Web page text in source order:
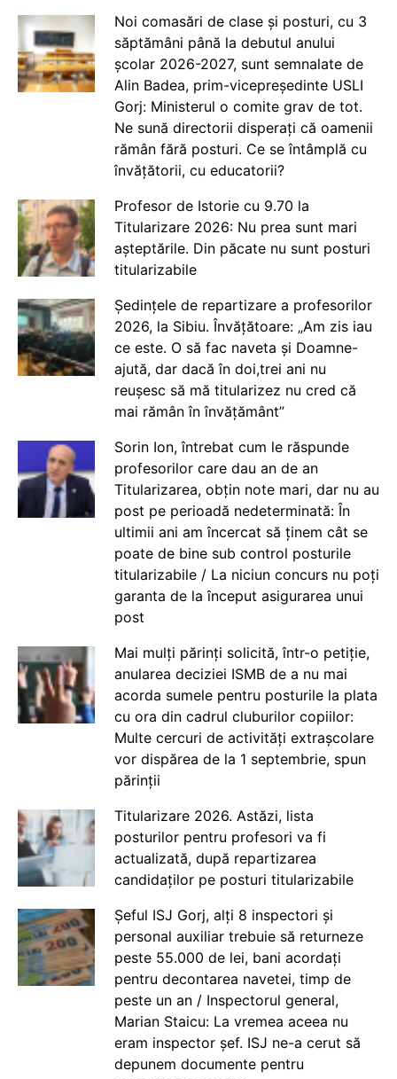
Noi comasări de clase și posturi, cu 3
săptămâni până la debutul anului
școlar 2026-2027, sunt semnalate de
Alin Badea, prim-vicepreședinte USLI
Gorj: Ministerul o comite grav de tot.
Ne sună directorii disperați că oamenii
rămân fără posturi. Ce se întâmplă cu
învățătorii, cu educatorii?
Profesor de Istorie cu 9.70 la
Titularizare 2026: Nu prea sunt mari
așteptările. Din păcate nu sunt posturi
titularizabile
Ședințele de repartizare a profesorilor
2026, la Sibiu. Învățătoare: „Am zis iau
ce este. O să fac naveta și Doamne-
ajută, dar dacă în doi,trei ani nu
reușesc să mă titularizez nu cred că
mai rămân în învățământ”
Sorin Ion, întrebat cum le răspunde
profesorilor care dau an de an
Titularizarea, obțin note mari, dar nu au
post pe perioadă nedeterminată: În
ultimii ani am încercat să ținem cât se
poate de bine sub control posturile
titularizabile / La niciun concurs nu poți
garanta de la început asigurarea unui
post
Mai mulți părinți solicită, într-o petiție,
anularea deciziei ISMB de a nu mai
acorda sumele pentru posturile la plata
cu ora din cadrul cluburilor copiilor:
Multe cercuri de activități extrașcolare
vor dispărea de la 1 septembrie, spun
părinții
Titularizare 2026. Astăzi, lista
posturilor pentru profesori va fi
actualizată, după repartizarea
candidaților pe posturi titularizabile
Șeful ISJ Gorj, alți 8 inspectori și
personal auxiliar trebuie să returneze
peste 55.000 de lei, bani acordați
pentru decontarea navetei, timp de
peste un an / Inspectorul general,
Marian Staicu: La vremea aceea nu
eram inspector șef. ISJ ne-a cerut să
depunem documente pentru